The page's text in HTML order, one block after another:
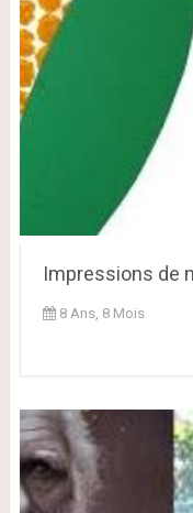
Impressions de
8 Ans, 8 Mois